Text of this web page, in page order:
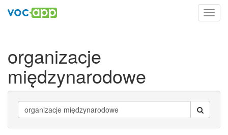
organizacje
międzynarodowe